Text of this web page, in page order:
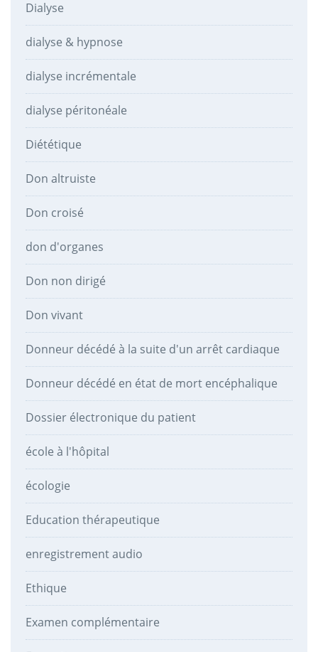
Dialyse
dialyse & hypnose
dialyse incrémentale
dialyse péritonéale
Diététique
Don altruiste
Don croisé
don d'organes
Don non dirigé
Don vivant
Donneur décédé à la suite d'un arrêt cardiaque
Donneur décédé en état de mort encéphalique
Dossier électronique du patient
école à l'hôpital
écologie
Education thérapeutique
enregistrement audio
Ethique
Examen complémentaire